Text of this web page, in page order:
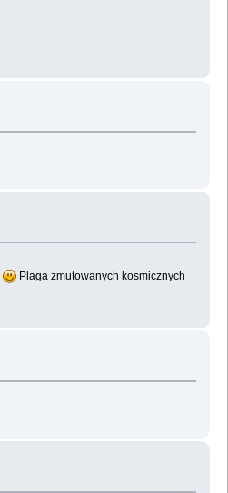
Plaga zmutowanych kosmicznych